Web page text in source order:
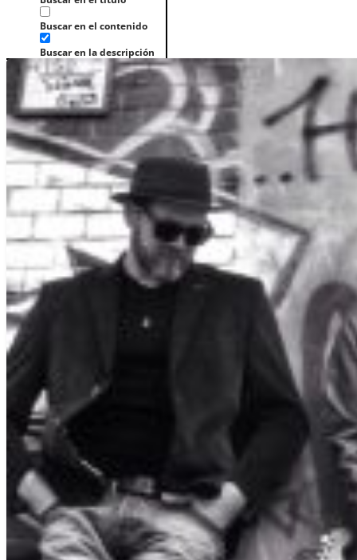
Buscar en el contenido
Buscar en la descripción